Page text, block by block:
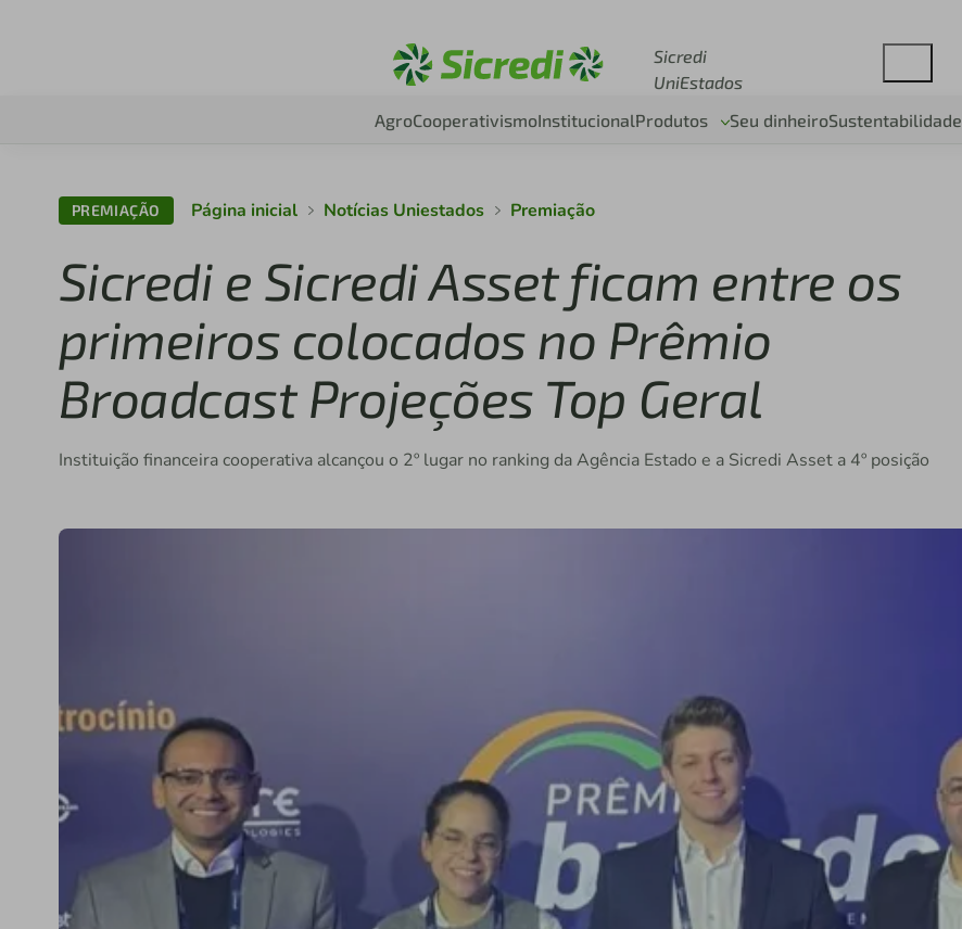
Sicredi
UniEstados
AgroCooperativismoInstitucionalProdutos Seu dinheiroSustentabilidade
PREMIAÇÃO Página inicial Notícias Uniestados Premiação
Sicredi e Sicredi Asset ficam entre os
primeiros colocados no Prêmio
Broadcast Projeções Top Geral
Instituição financeira cooperativa alcançou o 2º lugar no ranking da Agência Estado e a Sicredi Asset a 4º posição